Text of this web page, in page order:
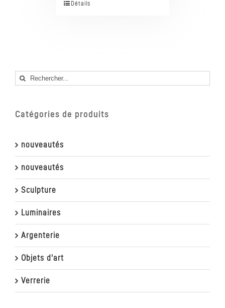
Détails
Rechercher
Catégories de produits
nouveautés
nouveautés
Sculpture
Luminaires
Argenterie
Objets d'art
Verrerie